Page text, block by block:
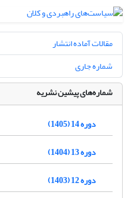
مقالات آماده انتشار
شماره جاری
شماره‌های پیشین نشریه
دوره 14 (1405)
دوره 13 (1404)
دوره 12 (1403)